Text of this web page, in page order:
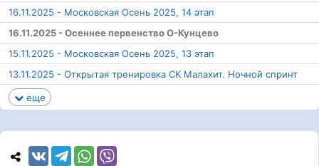
16.11.2025 - Московская Осень 2025, 14 этап
16.11.2025 - Осеннее первенство О-Кунцево
15.11.2025 - Московская Осень 2025, 13 этап
13.11.2025 - Открытая тренировка СК Малахит. Ночной спринт
еще